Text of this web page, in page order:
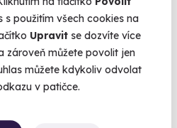
s použitím všech cookies na
Upravit se dozvíte více
zároveň můžete povolit jen
můžete kdykoliv odvolat
v patičce.